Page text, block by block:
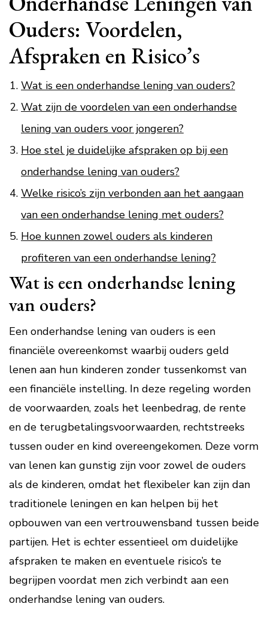
Ouders: Voordelen,
Afspraken en Risico’s
Wat is een onderhandse lening van ouders?
Wat zijn de voordelen van een onderhandse
lening van ouders voor jongeren?
Hoe stel je duidelijke afspraken op bij een
onderhandse lening van ouders?
Welke risico’s zijn verbonden aan het aangaan
van een onderhandse lening met ouders?
Hoe kunnen zowel ouders als kinderen
profiteren van een onderhandse lening?
Wat is een onderhandse lening
van ouders?
Een onderhandse lening van ouders is een
financiële overeenkomst waarbij ouders geld
lenen aan hun kinderen zonder tussenkomst van
een financiële instelling. In deze regeling worden
de voorwaarden, zoals het leenbedrag, de rente
en de terugbetalingsvoorwaarden, rechtstreeks
tussen ouder en kind overeengekomen. Deze vorm
van lenen kan gunstig zijn voor zowel de ouders
als de kinderen, omdat het flexibeler kan zijn dan
traditionele leningen en kan helpen bij het
opbouwen van een vertrouwensband tussen beide
partijen. Het is echter essentieel om duidelijke
afspraken te maken en eventuele risico’s te
begrijpen voordat men zich verbindt aan een
onderhandse lening van ouders.